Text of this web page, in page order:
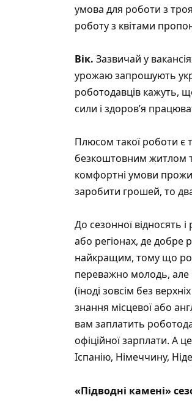
умова для роботи з
роботу з квітами
Вік. Зазвичай у
урожаю запрошують
роботодавців кажуть,
сили і здоров’я
Плюсом такої роботи є
безкоштовним житлом
комфортні умови
заробити грошей, то
До сезонної відносять
або регіонах, де добре
найкращим, тому що
переважно молодь, але
(іноді зовсім без
знання місцевої або
вам заплатить
офіційної зарплати. А
Іспанію, Німеччину,
«Підводні камені»